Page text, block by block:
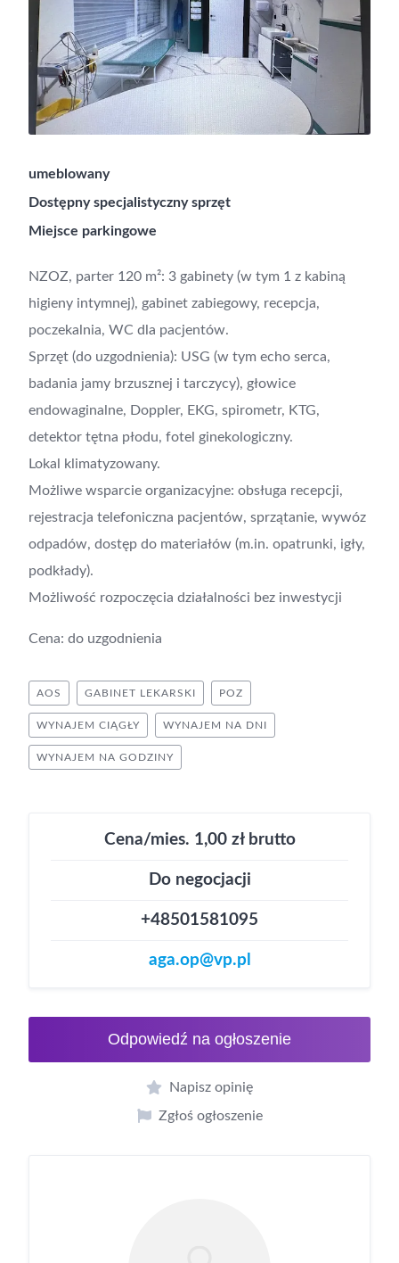
umeblowany
Dostępny specjalistyczny sprzęt
Miejsce parkingowe
NZOZ, parter 120 m²: 3 gabinety (w tym 1 z kabiną
higieny intymnej), gabinet zabiegowy, recepcja,
poczekalnia, WC dla pacjentów.
Sprzęt (do uzgodnienia): USG (w tym echo serca,
badania jamy brzusznej i tarczycy), głowice
endowaginalne, Doppler, EKG, spirometr, KTG,
detektor tętna płodu, fotel ginekologiczny.
Lokal klimatyzowany.
Możliwe wsparcie organizacyjne: obsługa recepcji,
rejestracja telefoniczna pacjentów, sprzątanie, wywóz
odpadów, dostęp do materiałów (m.in. opatrunki, igły,
podkłady).
Możliwość rozpoczęcia działalności bez inwestycji
Cena: do uzgodnienia
AOS GABINET LEKARSKI POZ
WYNAJEM CIĄGŁY WYNAJEM NA DNI
WYNAJEM NA GODZINY
Cena/mies. 1,00 zł brutto
Do negocjacji
+48501581095
aga.op@vp.pl
Odpowiedź na ogłoszenie
Napisz opinię
Zgłoś ogłoszenie